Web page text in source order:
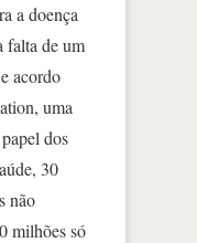
a doença
falta de um
acordo
uma
dos
30
não
milhões só